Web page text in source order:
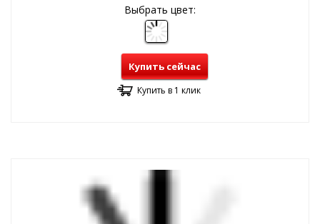
Выбрать цвет:
Купить сейчас
Купить в 1 клик